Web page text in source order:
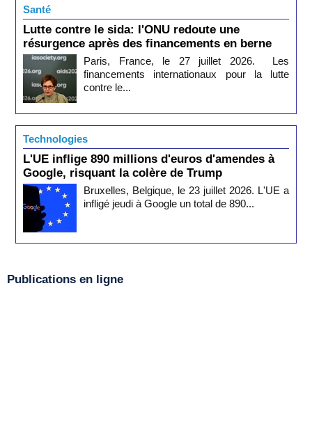
Santé
Lutte contre le sida: l'ONU redoute une
résurgence après des financements en berne
Paris, France, le 27 juillet 2026. Les
financements internationaux pour la lutte
contre le...
Technologies
L'UE inflige 890 millions d'euros d'amendes à
Google, risquant la colère de Trump
Bruxelles, Belgique, le 23 juillet 2026. L'UE a
infligé jeudi à Google un total de 890...
Publications en ligne